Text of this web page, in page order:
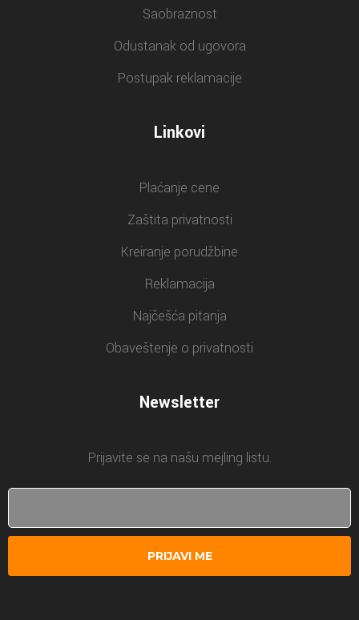
Saobraznost
Odustanak od ugovora
Postupak reklamacije
Linkovi
Plaćanje cene
Zaštita privatnosti
Kreiranje porudžbine
Reklamacija
Najčešća pitanja
Obaveštenje o privatnosti
Newsletter
Prijavite se na našu mejling listu.
PRIJAVI ME